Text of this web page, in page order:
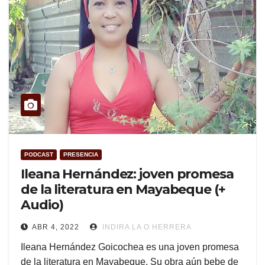
PODCAST PRESENCIA
Ileana Hernández: joven promesa
de la literatura en Mayabeque (+
Audio)
ABR 4, 2022 INDIRA LA O HERRERA
Ileana Hernández Goicochea es una joven promesa
de la literatura en Mayabeque. Su obra aún bebe de